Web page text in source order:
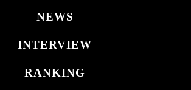
NEWS
INTERVIEW
RANKING